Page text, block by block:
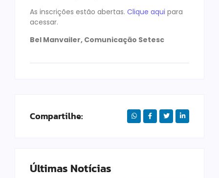
As inscrições estão abertas. Clique aqui para
acessar.
Bel Manvailer, Comunicação Setesc
Compartilhe:
Últimas Notícias